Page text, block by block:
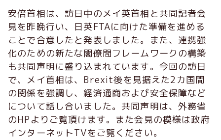
安倍首相は、訪日中のメイ英首相と共同記者会
見を昨晩行い、日英FTAに向けた準備を進める
ことで合意したと発表しました。また、連携強
化のための新たな閣僚間フレームワークの構築
も共同声明に盛り込まれています。今回の訪日
で、メイ首相は、Brexit後を見据えた2カ国間
の関係を強調し、経済通商および安全保障など
について話し合いました。共同声明は、外務省
のHPよりご覧頂けます。また会見の模様は政府
インターネットTVをご覧ください。